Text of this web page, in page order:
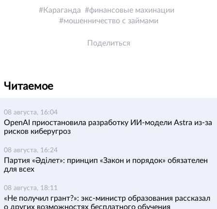
Караганда
финансовые махинации
мошенничество с займами
Поделиться
Читаемое
08 августа, 16:04
OpenAI приостановила разработку ИИ-модели Astra из-за
рисков киберугроз
08 августа, 16:24
Партия «Әділет»: принцип «Закон и порядок» обязателен
для всех
08 августа, 18:11
«Не получил грант?»: экс-министр образования рассказал
о других возможностях бесплатного обучения